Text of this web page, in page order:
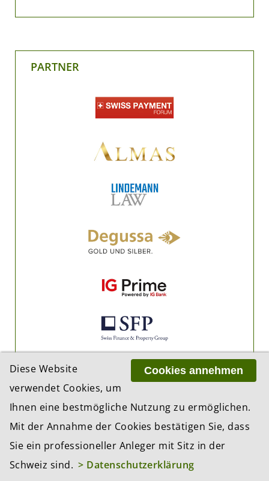
PARTNER
Cookies annehmen
Diese Website
verwendet Cookies, um
Ihnen eine bestmögliche Nutzung zu ermöglichen.
Mit der Annahme der Cookies bestätigen Sie, dass
Sie ein professioneller Anleger mit Sitz in der
Schweiz sind. > Datenschutzerklärung